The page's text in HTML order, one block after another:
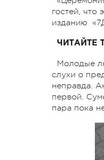
гостей, что
изданию
ЧИТАЙТЕ
Молодые
слухи о
неправда.
первой.
пара пока